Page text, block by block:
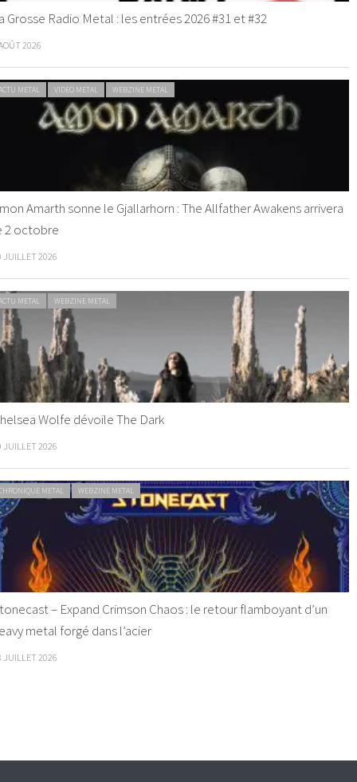
Grosse Radio Metal : les entrées 2026 #31 et #32
2026
METAL VIDEO METAL WEBZINE METAL
Amarth sonne le Gjallarhorn : The Allfather Awakens arrivera
2 octobre
JUILLET 2026
METAL WEBZINE METAL
Wolfe dévoile The Dark
JUILLET 2026
METAL WEBZINE METAL
– Expand Crimson Chaos : le retour flamboyant d’un
metal forgé dans l’acier
JUILLET 2026